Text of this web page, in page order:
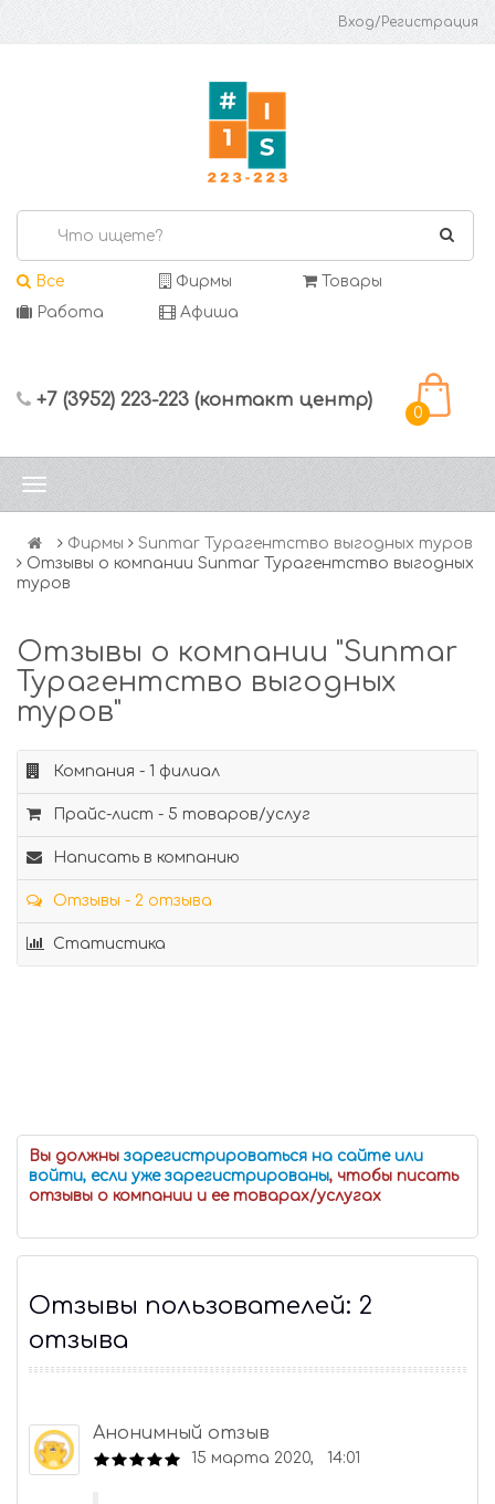
Вход/Регистрация
Все Фирмы
Товары
Работа
Афиша
+7 (3952) 223-223 (контакт центр)
0
Фирмы
Sunmar Турагентство выгодных туров
Отзывы о компании Sunmar Турагентство выгодных
туров
Отзывы о компании "Sunmar
Турагентство выгодных
туров"
Компания - 1 филиал
Прайс-лист - 5 товаров/услуг
Написать в компанию
Отзывы - 2 отзыва
Статистика
Вы должны зарегистрироваться на сайте или
войти, если уже зарегистрированы, чтобы писать
отзывы о компании и ее товарах/услугах
Отзывы пользователей: 2
отзыва
Анонимный отзыв
15 марта 2020, 14:01